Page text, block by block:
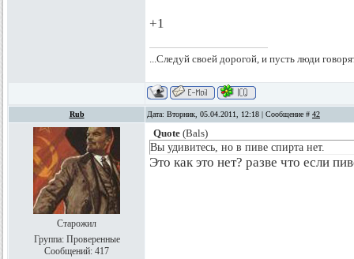
+1
...Следуй своей дорогой, и пусть люди
Rub Дата: Вторник, 05.04.2011, 12:18 | Сообщение # 42
Старожил
Группа: Проверенные
Сообщений: 417
Quote (Bals)
Вы удивитесь, но в пиве спирта нет.
Это как это нет? разве что если